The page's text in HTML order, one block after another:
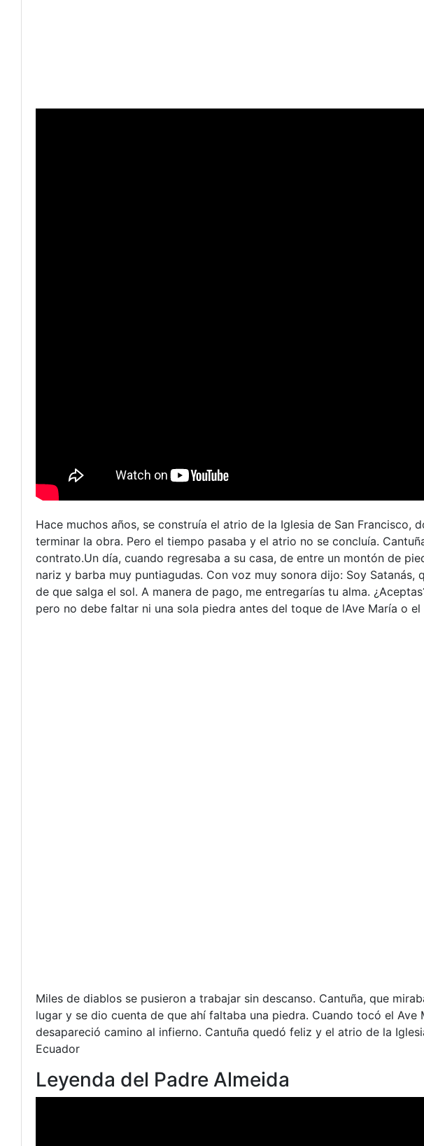
Hace muchos años, se construía el atrio de la Iglesia de San Francisco,
terminar la obra. Pero el tiempo pasaba y el atrio no se concluía.
contrato.Un día, cuando regresaba a su casa, de entre un montón de
nariz y barba muy puntiagudas. Con voz muy sonora dijo: Soy
de que salga el sol. A manera de pago, me entregarías tu alma.
pero no debe faltar ni una sola piedra antes del toque de lAve María o
Miles de diablos se pusieron a trabajar sin descanso. Cantuña, que
lugar y se dio cuenta de que ahí faltaba una piedra. Cuando tocó el
desapareció camino al infierno. Cantuña quedó feliz y el atrio de la
Ecuador
Leyenda del Padre Almeida